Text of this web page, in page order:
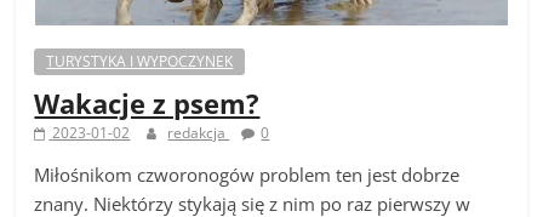
TURYSTYKA I WYPOCZYNEK
Wakacje z psem?
2023-01-02 redakcja 0
Miłośnikom czworonogów problem ten jest dobrze
znany. Niektórzy stykają się z nim po raz pierwszy w